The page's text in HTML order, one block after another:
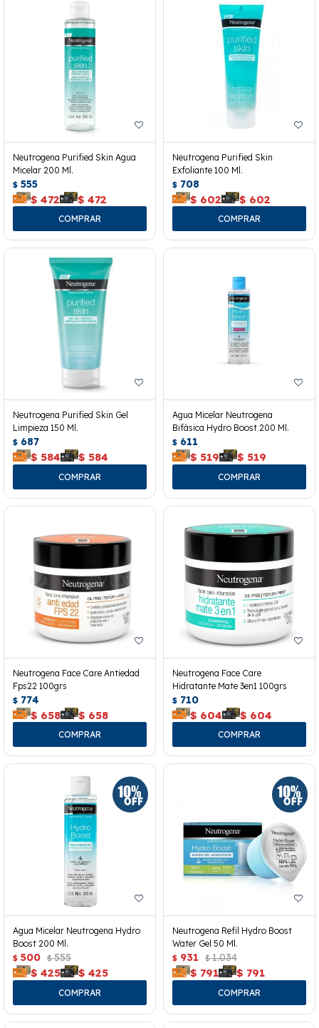
Neutrogena Purified Skin Agua
Micelar 200 Ml.
$ 555
$ 472 $ 472
Neutrogena Purified Skin
Exfoliante 100 Ml.
$ 708
$ 602 $ 602
Neutrogena Purified Skin Gel
Limpieza 150 Ml.
$ 687
$ 584 $ 584
Agua Micelar Neutrogena
Bifásica Hydro Boost 200 Ml.
$ 611
$ 519 $ 519
Neutrogena Face Care Antiedad
Fps22 100grs
$ 774
$ 658 $ 658
Neutrogena Face Care
Hidratante Mate 3en1 100grs
$ 710
$ 604 $ 604
Agua Micelar Neutrogena Hydro
Boost 200 Ml.
$ 500 $ 555
$ 425 $ 425
Neutrogena Refil Hydro Boost
Water Gel 50 Ml.
$ 931 $ 1.034
$ 791 $ 791